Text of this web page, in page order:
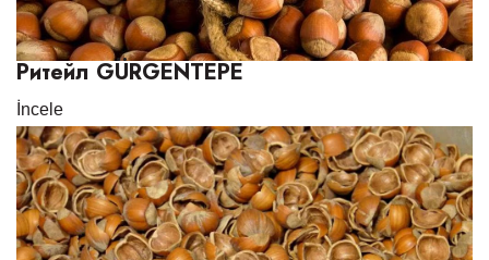
Ритейл GÜRGENTEPE
İncele